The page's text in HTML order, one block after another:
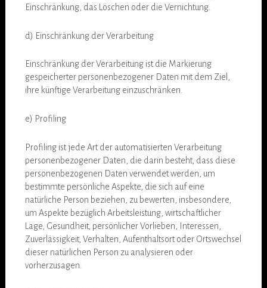
Einschränkung, das Löschen oder die Vernichtung.
d) Einschränkung der Verarbeitung
Einschränkung der Verarbeitung ist die Markierung
gespeicherter personenbezogener Daten mit dem Ziel,
ihre künftige Verarbeitung einzuschränken.
e) Profiling
Profiling ist jede Art der automatisierten Verarbeitung
personenbezogener Daten, die darin besteht, dass diese
personenbezogenen Daten verwendet werden, um
bestimmte persönliche Aspekte, die sich auf eine
natürliche Person beziehen, zu bewerten, insbesondere,
um Aspekte bezüglich Arbeitsleistung, wirtschaftlicher
Lage, Gesundheit, persönlicher Vorlieben, Interessen,
Zuverlässigkeit, Verhalten, Aufenthaltsort oder Ortswechsel
dieser natürlichen Person zu analysieren oder
vorherzusagen.